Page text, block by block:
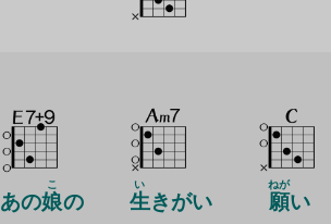
あの娘
こ
の 生
い
きがい 願
ねが
い